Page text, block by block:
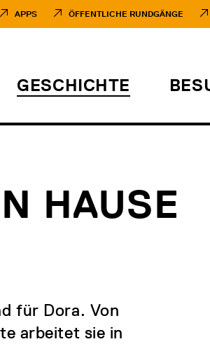
APPS ÖFFENTLICHE RUNDGÄNGE
GESCHICHTE
HAUSE
für Dora. Von
arbeitet sie in